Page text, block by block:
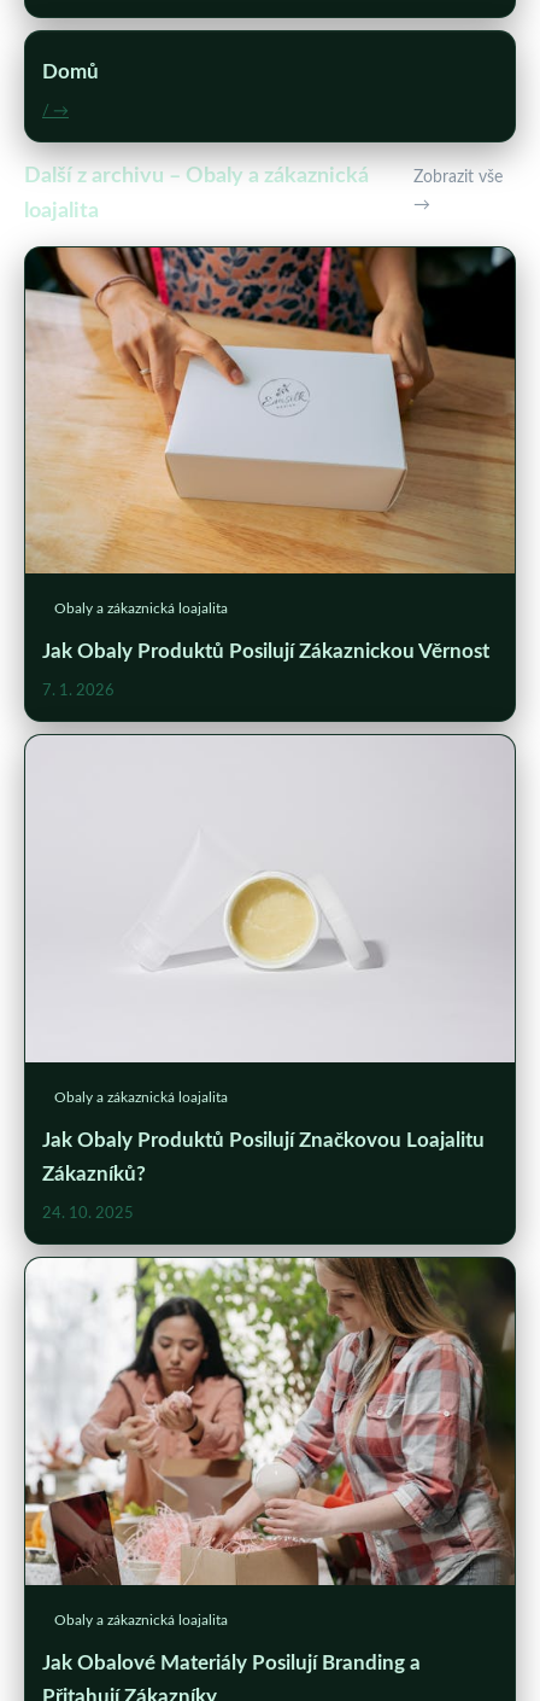
Domů
/ →
Další z archivu – Obaly a zákaznická
loajalita
Zobrazit vše
→
Obaly a zákaznická loajalita
Jak Obaly Produktů Posilují Zákaznickou Věrnost
7. 1. 2026
Obaly a zákaznická loajalita
Jak Obaly Produktů Posilují Značkovou Loajalitu
Zákazníků?
24. 10. 2025
Obaly a zákaznická loajalita
Jak Obalové Materiály Posilují Branding a